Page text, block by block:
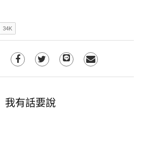
我有話要說